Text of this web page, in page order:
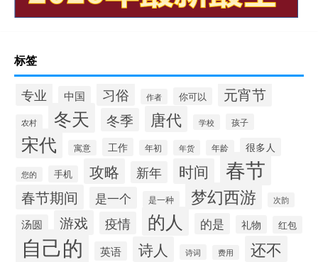
标签
专业 中国 习俗 作者 你可以 元宵节
农村 冬天 冬季 唐代 学校 孩子
宋代 寓意 工作 年初 年货 年龄 很多人
您的 手机 攻略 新年 时间 春节
春节期间 是一个 是一种 梦幻西游 次韵
汤圆 游戏 疫情 的人 的是 礼物 红包
自己的 英语 诗人 诗词 费用 还不